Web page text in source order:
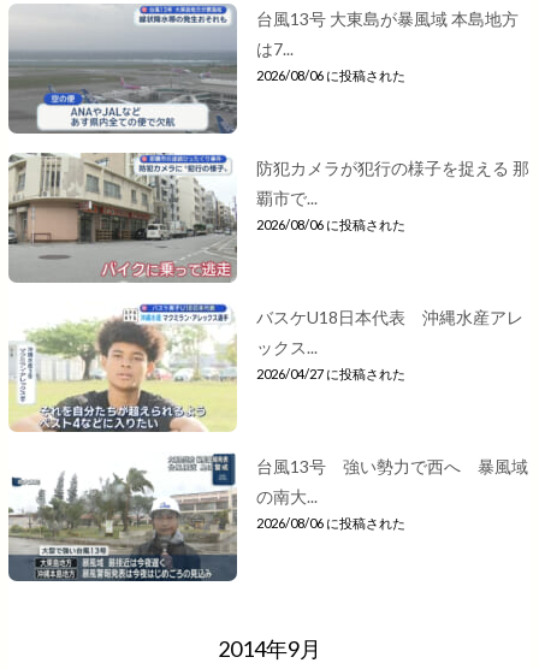
台風13号 大東島が暴風域 本島地方
は7...
2026/08/06 に投稿された
防犯カメラが犯行の様子を捉える 那
覇市で...
2026/08/06 に投稿された
バスケU18日本代表 沖縄水産アレ
ックス...
2026/04/27 に投稿された
台風13号 強い勢力で西へ 暴風域
の南大...
2026/08/06 に投稿された
2014年9月